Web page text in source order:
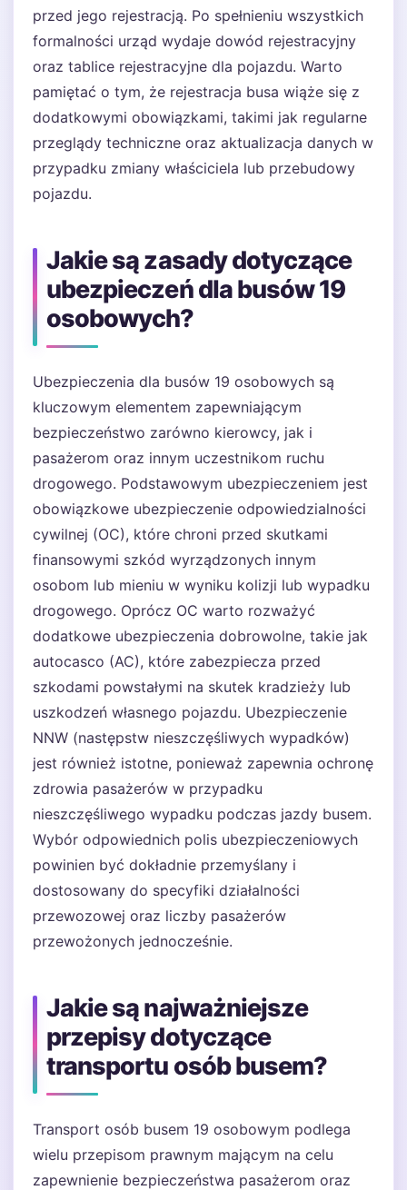
przed jego rejestracją. Po spełnieniu wszystkich
formalności urząd wydaje dowód rejestracyjny
oraz tablice rejestracyjne dla pojazdu. Warto
pamiętać o tym, że rejestracja busa wiąże się z
dodatkowymi obowiązkami, takimi jak regularne
przeglądy techniczne oraz aktualizacja danych w
przypadku zmiany właściciela lub przebudowy
pojazdu.
Jakie są zasady dotyczące
ubezpieczeń dla busów 19
osobowych?
Ubezpieczenia dla busów 19 osobowych są
kluczowym elementem zapewniającym
bezpieczeństwo zarówno kierowcy, jak i
pasażerom oraz innym uczestnikom ruchu
drogowego. Podstawowym ubezpieczeniem jest
obowiązkowe ubezpieczenie odpowiedzialności
cywilnej (OC), które chroni przed skutkami
finansowymi szkód wyrządzonych innym
osobom lub mieniu w wyniku kolizji lub wypadku
drogowego. Oprócz OC warto rozważyć
dodatkowe ubezpieczenia dobrowolne, takie jak
autocasco (AC), które zabezpiecza przed
szkodami powstałymi na skutek kradzieży lub
uszkodzeń własnego pojazdu. Ubezpieczenie
NNW (następstw nieszczęśliwych wypadków)
jest również istotne, ponieważ zapewnia ochronę
zdrowia pasażerów w przypadku
nieszczęśliwego wypadku podczas jazdy busem.
Wybór odpowiednich polis ubezpieczeniowych
powinien być dokładnie przemyślany i
dostosowany do specyfiki działalności
przewozowej oraz liczby pasażerów
przewożonych jednocześnie.
Jakie są najważniejsze
przepisy dotyczące
transportu osób busem?
Transport osób busem 19 osobowym podlega
wielu przepisom prawnym mającym na celu
zapewnienie bezpieczeństwa pasażerom oraz